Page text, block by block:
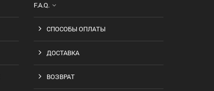
F.A.Q.
СПОСОБЫ ОПЛАТЫ
ДОСТАВКА
ВОЗВРАТ